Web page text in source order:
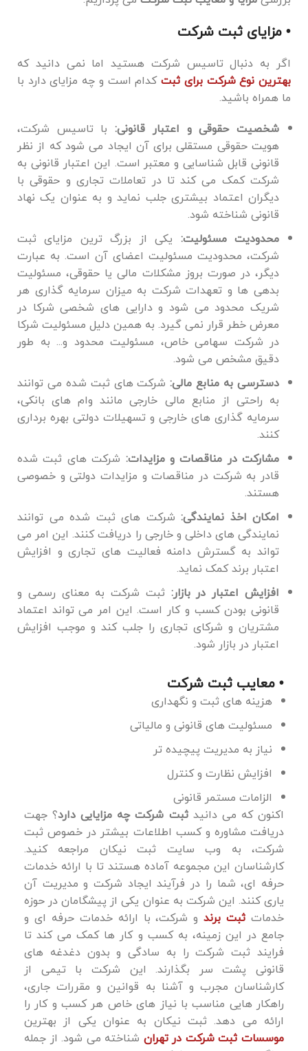
• مزایای ثبت شرکت
اگر به دنبال تاسیس شرکت هستید اما نمی دانید که
بهترین نوع شرکت برای ثبتکدام است و چه مزایای دارد با
ما همراه باشید.
شخصیت حقوقی و اعتبار قانونی:با تاسیس شرکت،
هویت حقوقی مستقلی برای آن ایجاد می ‌شود که از نظر
قانونی قابل شناسایی و معتبر است. این اعتبار قانونی به
شرکت کمک می ‌کند تا در تعاملات تجاری و حقوقی با
دیگران اعتماد بیشتری جلب نماید و به عنوان یک نهاد
قانونی شناخته شود.
محدودیت مسئولیت: یکی از بزرگ‌ ترین مزایای ثبت
شرکت، محدودیت مسئولیت اعضای آن است. به عبارت
دیگر، در صورت بروز مشکلات مالی یا حقوقی، مسئولیت
بدهی‌ ها و تعهدات شرکت به میزان سرمایه ‌گذاری هر
شریک محدود می‌ شود و دارایی‌ های شخصی شرکا در
معرض خطر قرار نمی ‌گیرد. به همین دلیل مسئولیت شرکا
در شرکت سهامی خاص، مسئولیت محدود و... به طور
دقیق مشخص می شود.
دسترسی به منابع مالی:شرکت‌ های ثبت ‌شده می ‌توانند
به راحتی از منابع مالی خارجی مانند وام ‌های بانکی،
سرمایه ‌گذاری‌ های خارجی و تسهیلات دولتی بهره ‌برداری
کنند.
مشارکت در مناقصات و مزایدات: شرکت‌ های ثبت‌ شده
قادر به شرکت در مناقصات و مزایدات دولتی و خصوصی
هستند.
امکان اخذ نمایندگی: شرکت ‌های ثبت ‌شده می ‌توانند
نمایندگی ‌های داخلی و خارجی را دریافت کنند. این امر می‌
تواند به گسترش دامنه فعالیت ‌های تجاری و افزایش
اعتبار برند کمک نماید.
افزایش اعتبار در بازار: ثبت شرکت به معنای رسمی و
قانونی بودن کسب و کار است. این امر می ‌تواند اعتماد
مشتریان و شرکای تجاری را جلب کند و موجب افزایش
اعتبار در بازار شود.
• معایب ثبت شرکت
هزینه ‌های ثبت و نگهداری
مسئولیت ‌های قانونی و مالیاتی
نیاز به مدیریت پیچیده ‌تر
افزایش نظارت و کنترل
الزامات مستمر قانونی
اکنون که می دانیدثبت شرکت چه مزایایی دارد؟ جهت
دریافت مشاوره و کسب اطلاعات بیشتر در خصوص ثبت
شرکت، به وب ‌سایت ثبت نیکان مراجعه کنید.
کارشناسان این مجموعه آماده هستند تا با ارائه خدمات
حرفه ‌ای، شما را در فرآیند ایجاد شرکت و مدیریت آن
یاری کنند. این شرکت به عنوان یکی از پیشگامان در حوزه
خدماتثبت برندو شرکت، با ارائه خدمات حرفه ‌ای و
جامع در این زمینه، به کسب ‌و کار ها کمک می ‌کند تا
فرایند ثبت شرکت را به سادگی و بدون دغدغه ‌های
قانونی پشت سر بگذارند. این شرکت با تیمی از
کارشناسان مجرب و آشنا به قوانین و مقررات جاری،
راهکار هایی مناسب با نیاز های خاص هر کسب ‌و کار را
ارائه می‌ دهد. ثبت نیکان به عنوان یکی از بهترین
موسسات ثبت شرکت در تهران شناخته می شود. از جمله